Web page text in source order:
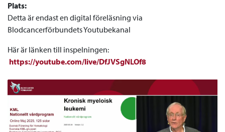
Plats:
Detta är endast en digital föreläsning via
Blodcancerförbundets Youtubekanal
Här är länken till inspelningen:
https://youtube.com/live/DfJVSgNLOf8